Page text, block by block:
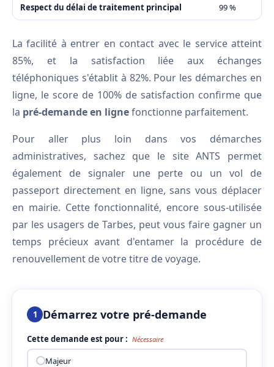
Respect du délai de traitement principal 99 %
La facilité à entrer en contact avec le service atteint
85%, et la satisfaction liée aux échanges
téléphoniques s'établit à 82%. Pour les démarches en
ligne, le score de 100% de satisfaction confirme que
la pré-demande en lignefonctionne parfaitement.
Pour aller plus loin dans vos démarches
administratives, sachez que le site ANTS permet
également de signaler une perte ou un vol de
passeport directement en ligne, sans vous déplacer
en mairie. Cette fonctionnalité, encore sous-utilisée
par les usagers de Tarbes, peut vous faire gagner un
temps précieux avant d'entamer la procédure de
renouvellement de votre titre de voyage.
1 Démarrez votre pré-demande
Cette demande est pour : Nécessaire
Majeur